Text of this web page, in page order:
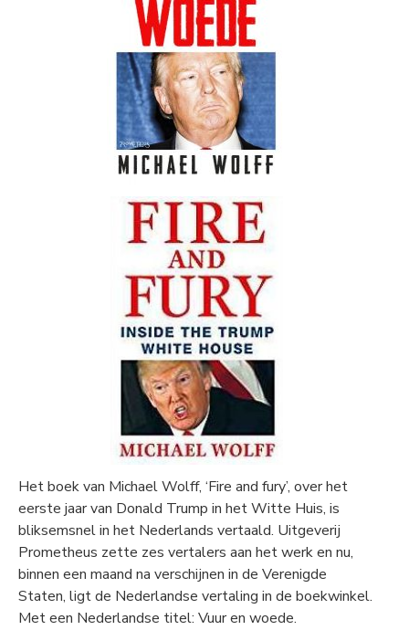
Het boek van Michael Wolff, ‘Fire and fury’, over het
eerste jaar van Donald Trump in het Witte Huis, is
bliksemsnel in het Nederlands vertaald. Uitgeverij
Prometheus zette zes vertalers aan het werk en nu,
binnen een maand na verschijnen in de Verenigde
Staten, ligt de Nederlandse vertaling in de boekwinkel.
Met een Nederlandse titel: Vuur en woede.